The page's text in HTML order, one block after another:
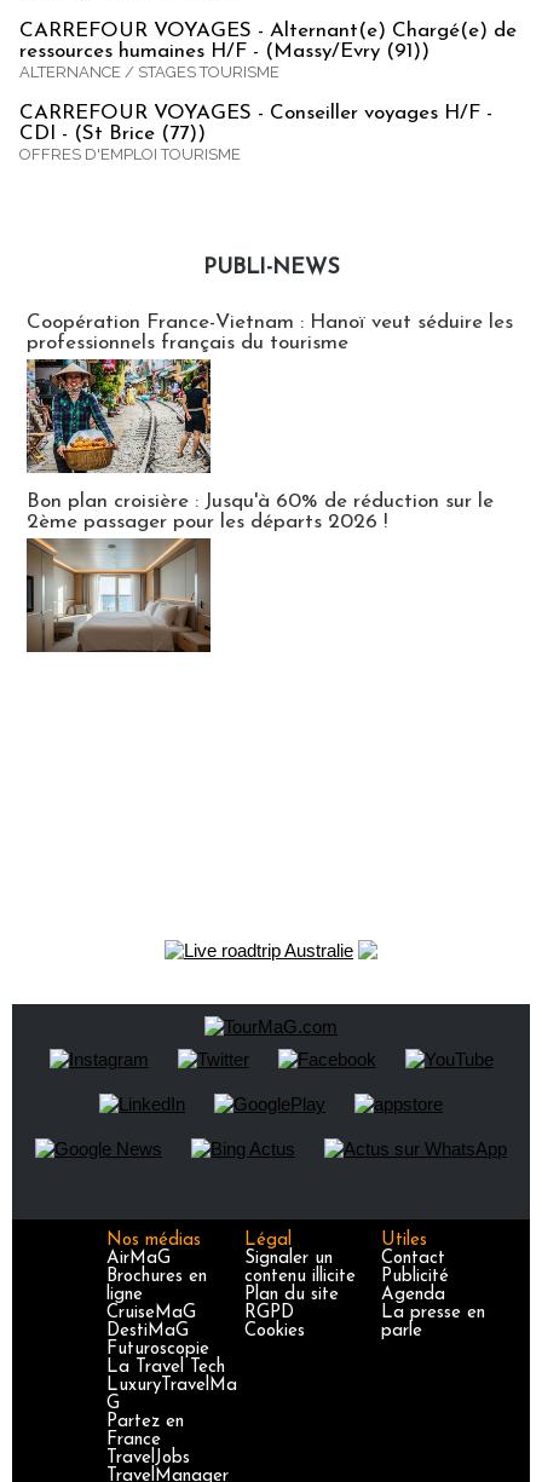
CARREFOUR VOYAGES - Alternant(e) Chargé(e) de
ressources humaines H/F - (Massy/Evry (91))
ALTERNANCE / STAGES TOURISME
CARREFOUR VOYAGES - Conseiller voyages H/F -
CDI - (St Brice (77))
OFFRES D'EMPLOI TOURISME
PUBLI-NEWS
Coopération France-Vietnam : Hanoï veut séduire les
professionnels français du tourisme
Bon plan croisière : Jusqu'à 60% de réduction sur le
2ème passager pour les départs 2026 !
Nos médias
AirMaG
Brochures en
ligne
CruiseMaG
DestiMaG
Futuroscopie
La Travel Tech
LuxuryTravelMa
G
Partez en
France
TravelJobs
TravelManager
Légal
Signaler un
contenu illicite
Plan du site
RGPD
Cookies
Utiles
Contact
Publicité
Agenda
La presse en
parle